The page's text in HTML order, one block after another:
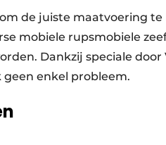
de juiste maatvoering
mobiele rupsmobiele
Dankzij speciale
enkel probleem.